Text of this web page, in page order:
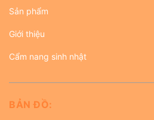
Sản phẩm
Giới thiệu
Cẩm nang sinh nhật
BẢN ĐỒ: